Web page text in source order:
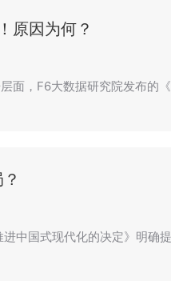
原因为何？
面，F6大数据研究院发布的
中国式现代化的决定》明确